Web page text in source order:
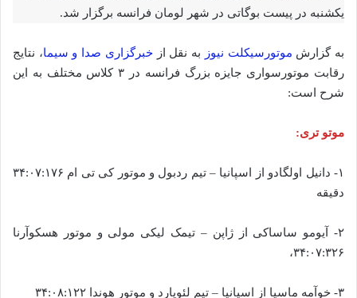
یکشنبه در پیست بوگاتی در شهر لومان فرانسه برگزار شد.
به گزارش موتورسیکلت نیوز به نقل ازخبرگزاری صدا و سیما، نتایج
رقابت موتورسواری جایزه بزرگ فرانسه در ۳ کلاس مختلف به این
شرح است:
موتو تری:
۱- دانیل اولگادو از اسپانیا – تیم ردبول و موتور کی تی ام ۳۴:۰۷:۱۷۶
دقیقه
۲- آیومو ساساکی از ژاپن – تیمک لیکی مولی و موتور هسکوآرنا
۳۴:۰۷:۳۲۶،
۳- خوآمه ماسیا از اسپانیا – تیم لئوپارد و موتور هوندا ۳۴:۰۸:۱۲۲